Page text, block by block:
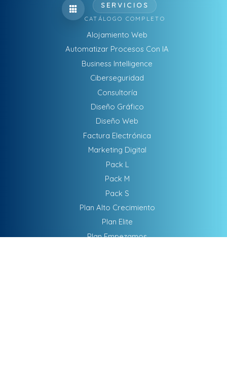
SERVICIOS
CATÁLOGO COMPLETO
Alojamiento Web
Automatizar Procesos Con IA
Business Intelligence
Ciberseguridad
Consultoría
Diseño Gráfico
Diseño Web
Factura Electrónica
Marketing Digital
Pack L
Pack M
Pack S
Plan Alto Crecimiento
Plan Elite
Plan Empezamos